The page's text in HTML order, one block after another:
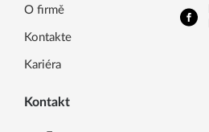
O firmě
Kontakte
Kariéra
Kontakt